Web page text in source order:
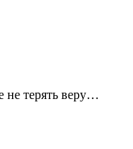
не терять веру…